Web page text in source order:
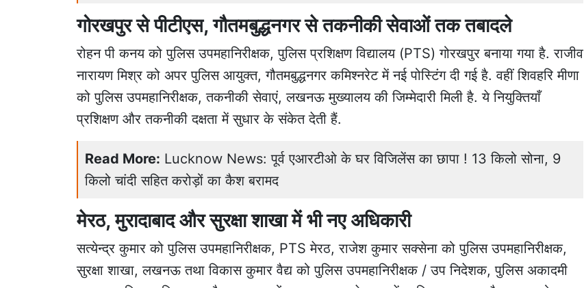
गोरखपुर से पीटीएस, गौतमबुद्धनगर से तकनीकी सेवाओं तक तबादले
रोहन पी कनय को पुलिस उपमहानिरीक्षक, पुलिस प्रशिक्षण विद्यालय (PTS) गोरखपुर बनाया गया है. राजीव
नारायण मिश्र को अपर पुलिस आयुक्त, गौतमबुद्धनगर कमिश्नरेट में नई पोस्टिंग दी गई है. वहीं शिवहरि मीणा
को पुलिस उपमहानिरीक्षक, तकनीकी सेवाएं, लखनऊ मुख्यालय की जिम्मेदारी मिली है. ये नियुक्तियाँ
प्रशिक्षण और तकनीकी दक्षता में सुधार के संकेत देती हैं.
Read More: Lucknow News: पूर्व एआरटीओ के घर विजिलेंस का छापा ! 13 किलो सोना, 9
किलो चांदी सहित करोड़ों का कैश बरामद
मेरठ, मुरादाबाद और सुरक्षा शाखा में भी नए अधिकारी
सत्येन्द्र कुमार को पुलिस उपमहानिरीक्षक, PTS मेरठ, राजेश कुमार सक्सेना को पुलिस उपमहानिरीक्षक,
सुरक्षा शाखा, लखनऊ तथा विकास कुमार वैद्य को पुलिस उपमहानिरीक्षक / उप निदेशक, पुलिस अकादमी